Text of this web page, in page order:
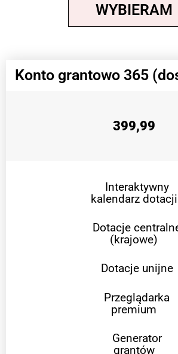
WYBIERAM
Konto grantowo 365
399,99
Interaktywny
kalendarz dotacji
Dotacje
(krajowe)
Dotacje unijne
Przeglądarka
premium
Generator
grantów